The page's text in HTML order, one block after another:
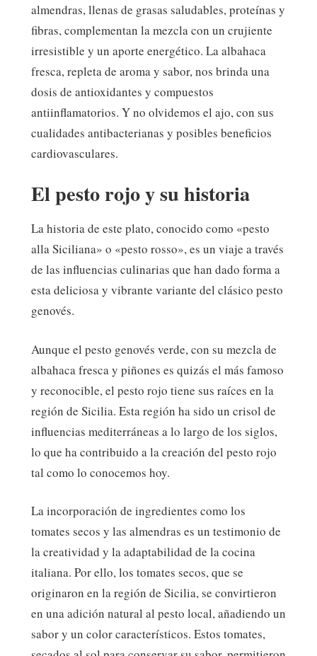
almendras, llenas de grasas saludables, proteínas y
fibras, complementan la mezcla con un crujiente
irresistible y un aporte energético. La albahaca
fresca, repleta de aroma y sabor, nos brinda una
dosis de antioxidantes y compuestos
antiinflamatorios. Y no olvidemos el ajo, con sus
cualidades antibacterianas y posibles beneficios
cardiovasculares.
El pesto rojo y su historia
La historia de este plato, conocido como «pesto
alla Siciliana» o «pesto rosso», es un viaje a través
de las influencias culinarias que han dado forma a
esta deliciosa y vibrante variante del clásico pesto
genovés.
Aunque el pesto genovés verde, con su mezcla de
albahaca fresca y piñones es quizás el más famoso
y reconocible, el pesto rojo tiene sus raíces en la
región de Sicilia. Esta región ha sido un crisol de
influencias mediterráneas a lo largo de los siglos,
lo que ha contribuido a la creación del pesto rojo
tal como lo conocemos hoy.
La incorporación de ingredientes como los
tomates secos y las almendras es un testimonio de
la creatividad y la adaptabilidad de la cocina
italiana. Por ello, los tomates secos, que se
originaron en la región de Sicilia, se convirtieron
en una adición natural al pesto local, añadiendo un
sabor y un color característicos. Estos tomates,